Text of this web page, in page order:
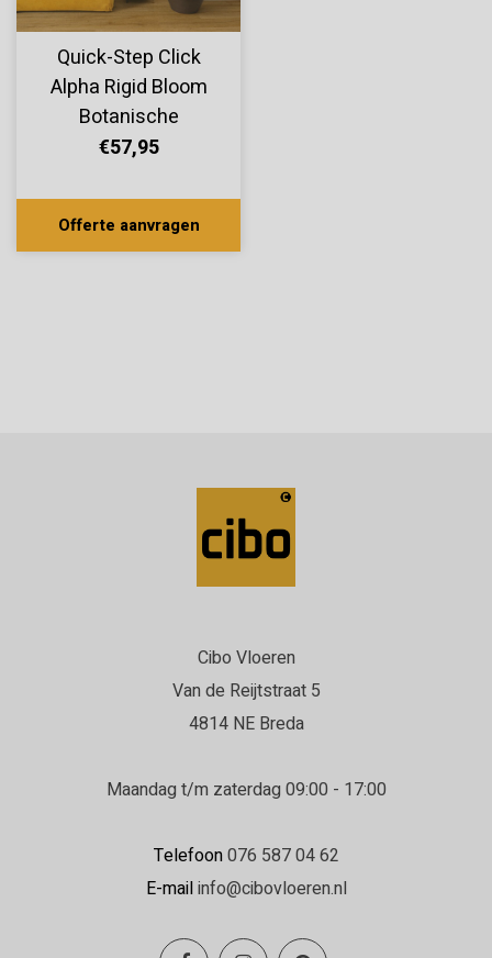
Quick-Step Click
Alpha Rigid Bloom
Botanische
Gerookte Eik
€57,95
Offerte aanvragen
Cibo Vloeren
Van de Reijtstraat 5
4814 NE Breda
Maandag t/m zaterdag 09:00 - 17:00
Telefoon076 587 04 62
E-mailinfo@cibovloeren.nl